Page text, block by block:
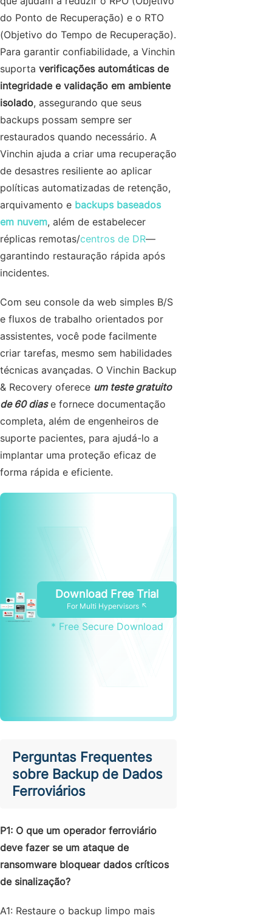
do Ponto de Recuperação) e o RTO
(Objetivo do Tempo de Recuperação).
Para garantir confiabilidade, a Vinchin
suporta verificações automáticas de
integridade e validação em ambiente
isolado, assegurando que seus
backups possam sempre ser
restaurados quando necessário. A
Vinchin ajuda a criar uma recuperação
de desastres resiliente ao aplicar
políticas automatizadas de retenção,
arquivamento e backups baseados
em nuvem, além de estabelecer
réplicas remotas/centros de DR—
garantindo restauração rápida após
incidentes.
Com seu console da web simples B/S
e fluxos de trabalho orientados por
assistentes, você pode facilmente
criar tarefas, mesmo sem habilidades
técnicas avançadas. O Vinchin Backup
& Recovery oferece um teste gratuito
de 60 diase fornece documentação
completa, além de engenheiros de
suporte pacientes, para ajudá-lo a
implantar uma proteção eficaz de
forma rápida e eficiente.
Download Free Trial
For Multi Hypervisors ↖
* Free Secure Download
Perguntas Frequentes
sobre Backup de Dados
Ferroviários
P1: O que um operador ferroviário
deve fazer se um ataque de
ransomware bloquear dados críticos
de sinalização?
A1: Restaure o backup limpo mais